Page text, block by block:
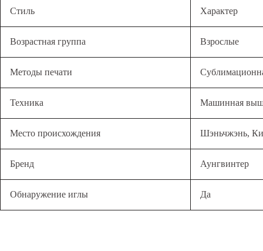
Стиль Характер
Возрастная группа Взрослые
Методы печати
Техника Машинная
Место происхождения Шэньчжэнь,
Бренд Аунгвинтер
Обнаружение иглы Да